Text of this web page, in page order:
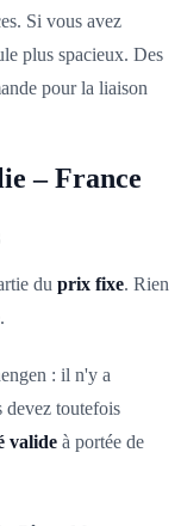
Si vous avez
plus spacieux. Des
pour la liaison
– France
du prix fixe. Rien
: il n'y a
devez toutefois
valide à portée de